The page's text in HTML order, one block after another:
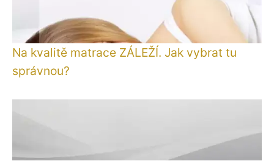
Na kvalitě matrace ZÁLEŽÍ. Jak vybrat tu
správnou?